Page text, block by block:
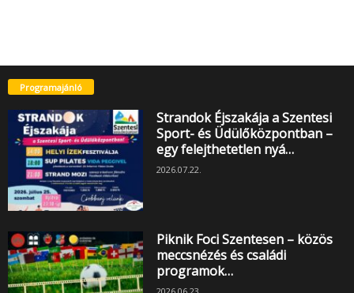
Programajánló
Strandok Éjszakája a Szentesi
Sport- és Üdülőközpontban –
egy felejthetetlen nyá…
2026.07.22.
Piknik Foci Szentesen – közös
meccsnézés és családi
programok…